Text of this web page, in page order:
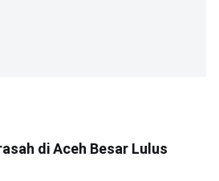
di Aceh Besar Lulus